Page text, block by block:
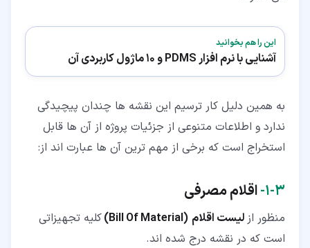
این را هم بخوانید
آشنایی با نرم افزار PDMS و 10 ماژول کاربردی آن
به همین دلیل کار ترسیم این نقشه ها چندان پیچیدگی
ندارد و اطلاعات متنوعی از جزئیات پروژه از آن ها قابل
استخراج است که برخی از مهم ترین آن ها عبارت اند از:
۳‏-‏۱‏- اقلام مصرفی
منظور از لیست اقلام (
Bill Of Material
)کلیه تجهیزاتی
است که در نقشه درج شده اند.